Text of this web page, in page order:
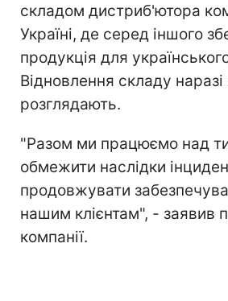
складом дистриб'ютора
Україні, де серед іншого
продукція для
Відновлення складу наразі
розглядають.
"Разом ми працюємо над
обмежити наслідки
продовжувати
нашим клієнтам", - заявив
компанії.